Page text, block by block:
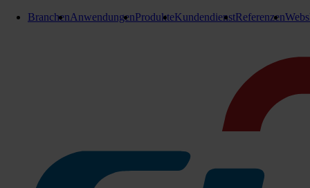
BranchenAnwendungenProdukteKundendienstReferenzen
Einwascher und Abzieher
Griff aus Edelstahl und Kunststoffkombination.
Schiene inklusive 1 x xGummileiste
Zu den Produktinfos